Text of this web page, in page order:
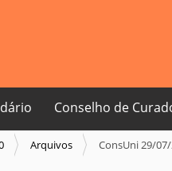
Conselho de
Arquivos ConsUni 29/